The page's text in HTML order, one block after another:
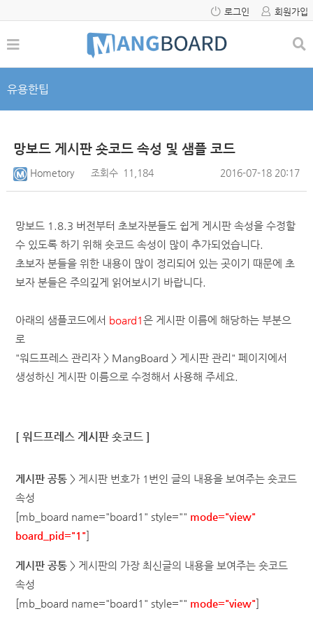
로그인 회원가입
유용한팁
망보드 게시판 숏코드 속성 및 샘플 코드
Hometory 조회수 11,184 2016-07-18 20:17
망보드 1.8.3 버전부터 초보자분들도 쉽게 게시판 속성을 수정할
수 있도록 하기 위해 숏코드 속성이 많이 추가되었습니다.
초보자 분들을 위한 내용이 많이 정리되어 있는 곳이기 때문에 초
보자 분들은 주의깊게 읽어보시기 바랍니다.
아래의 샘플코드에서 board1은 게시판 이름에 해당하는 부분으
로
"워드프레스 관리자 > MangBoard > 게시판 관리" 페이지에서
생성하신 게시판 이름으로 수정해서 사용해 주세요.
[ 워드프레스 게시판 숏코드 ]
게시판 공통 > 게시판 번호가 1번인 글의 내용을 보여주는 숏코드
속성
[mb_board name="board1 " style="" mode="view"
board_pid="1"]
게시판 공통 > 게시판의 가장 최신글의 내용을 보여주는 숏코드
속성
[mb_board name="board1 " style="" mode="view"]